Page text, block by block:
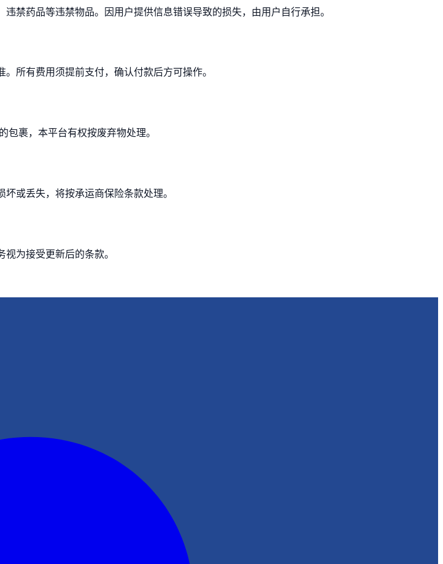
禁药品等违禁物品。因用户提供信息错误导致的损失，由用户自行承担。
所有费用须提前支付，确认付款后方可操作。
包裹，本平台有权按废弃物处理。
或丢失，将按承运商保险条款处理。
为接受更新后的条款。